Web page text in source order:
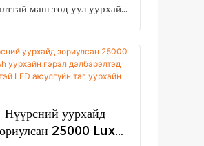
гэрэл нийлүүлэгч
маш тод уул уурхайн
хэрэглэгч цэнэглэхийг
бага чадлын заалттай.
нь 7800mAh цэнэглэдэг
ион батерей (LG брэнд)
болон сум нэвтэрдэггүй
Нүүрсний уурхайд
25000 Lux